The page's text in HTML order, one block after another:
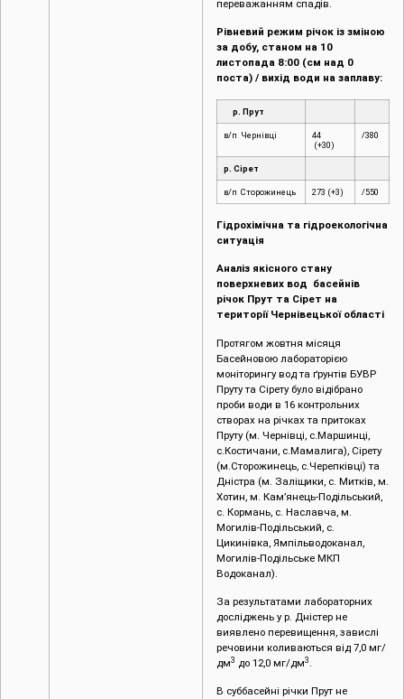
переважанням спадів.
Рівневий режим річок із зміною
за добу, станом на 10
листопада 8:00 (см над 0
поста) / вихід води на заплаву:
р. Прут
в/п Чернівці
44
(+30)
/380
р. Сірет
в/п Сторожинець 273 (+3) /550
Гідрохімічна та гідроекологічна
ситуація
Аналіз якісного стану
поверхневих вод басейнів
річок Прут та Сірет на
території Чернівецької області
Протягом жовтня місяця
Басейновою лабораторією
моніторингу вод та ґрунтів БУВР
Пруту та Сірету було відібрано
проби води в 16 контрольних
створах на річках та притоках
Пруту (м. Чернівці, c.Маршинці,
с.Костичани, с.Мамалига), Сірету
(м.Сторожинець, с.Черепківці) та
Дністра (м. Заліщики, с. Митків, м.
Хотин, м. Кам’янець-Подільський,
с. Кормань, с. Наславча, м.
Могилів-Подільський, с.
Цикинівка, Ямпільводоканал,
Могилів-Подільське МКП
Водоканал).
За результатами лабораторних
досліджень у р. Дністер не
виявлено перевищення, завислі
речовини коливаються від 7,0 мг/
дм3 до 12,0 мг/дм3 .
В суббасейні річки Прут не